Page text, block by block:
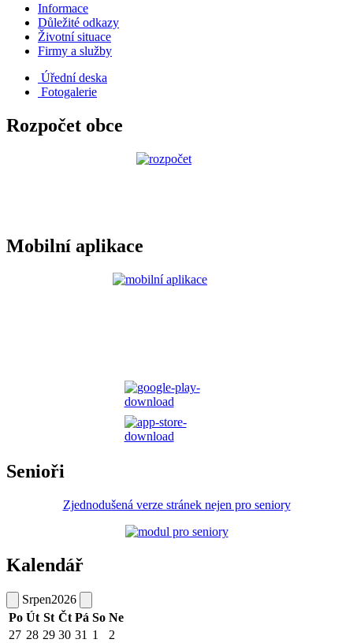
Informace
Důležité odkazy
Životní situace
Firmy a služby
Úřední deska
Fotogalerie
Rozpočet obce
Mobilní aplikace
Senioři
Zjednodušená verze stránek nejen pro seniory
Kalendář
Srpen2026
Po Út St Čt Pá So Ne
27 28 29 30 31 1
2